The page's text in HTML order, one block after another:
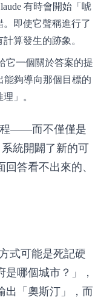
有時會開始「唬
即使它聲稱進行了
算發生的跡象。
它一個關於答案的提
能夠導向那個目標的
」。
程——而不僅僅是
統開闢了新的可
答看不出來的、
式可能是死記硬
哪個城市？」，
出「奧斯汀」，而